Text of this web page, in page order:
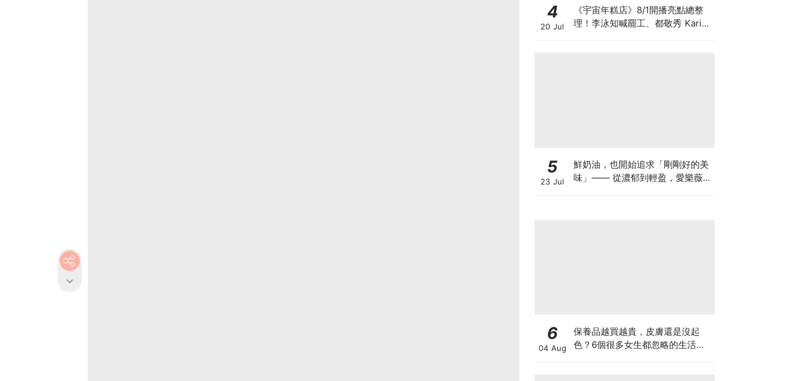
4
20 Jul
《宇宙年糕店》8/1開播亮點總整
理！李泳知喊罷工、都敬秀 Karina
5
23 Jul
鮮奶油，也開始追求「剛剛好的美
味」—— 從濃郁到輕盈，愛樂薇
6
04 Aug
保養品越買越貴，皮膚還是沒起
色？6個很多女生都忽略的生活小